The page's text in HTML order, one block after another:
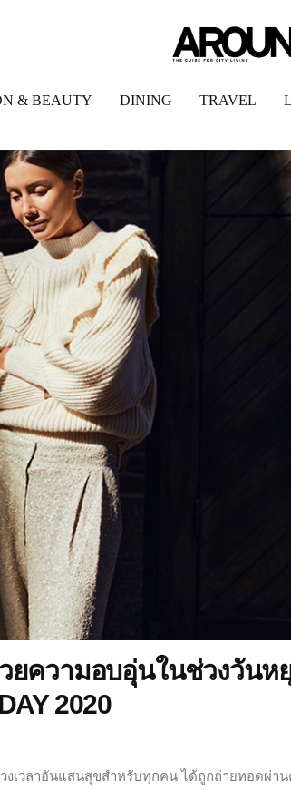
& BEAUTY DINING TRAVEL
ยความอบอุ่นในช่วงวัน
2020
งเวลาอันแสนสุขสำหรับทุกคน ได้ถูกถ่ายทอดผ่า